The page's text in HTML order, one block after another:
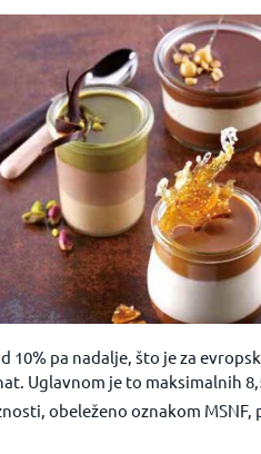
10% pa nadalje, što je za
Uglavnom je to maksimalnih
obeleženo oznakom MSNF,